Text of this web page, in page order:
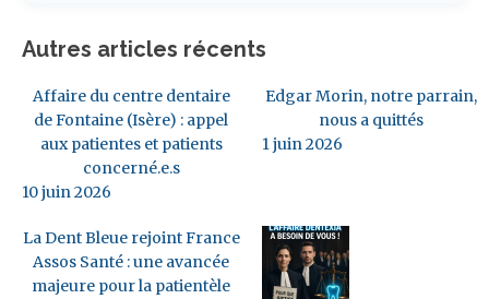
Autres articles récents
Affaire du centre dentaire
de Fontaine (Isère) : appel
aux patientes et patients
concerné.e.s
10 juin 2026
Edgar Morin, notre parrain,
nous a quittés
1 juin 2026
La Dent Bleue rejoint France
Assos Santé : une avancée
majeure pour la patientèle